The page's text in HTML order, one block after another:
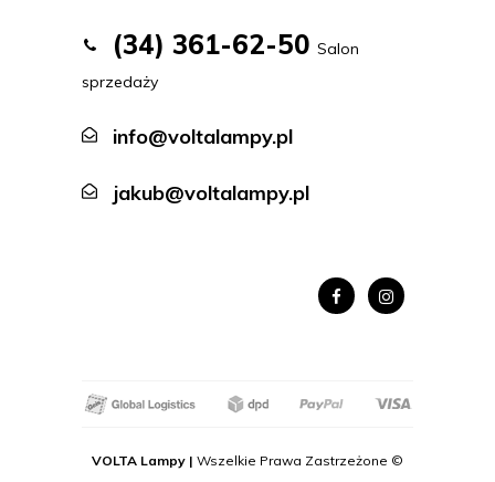
(34) 361-62-50 Salon
sprzedaży
info@voltalampy.pl
jakub@voltalampy.pl
VOLTA Lampy | Wszelkie Prawa Zastrzeżone ©